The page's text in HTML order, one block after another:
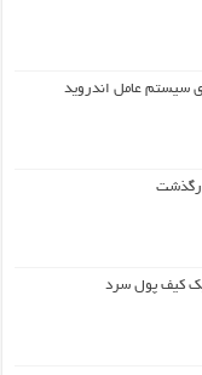
سیستم عامل اندروید
درگذشت
کیف‌ پول سرد